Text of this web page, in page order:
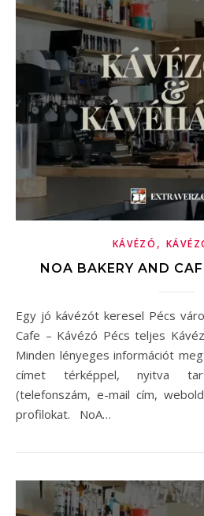
KÁVÉZÓ ,
NOA BAKERY AND
Egy jó kávézót keresel Pécs városában? NoA Bakery and
Cafe – Kávézó Pécs teljes
Minden lényeges információt
címet térképpel, nyitva
(telefonszám, e-mail cím,
profilokat. NoA…